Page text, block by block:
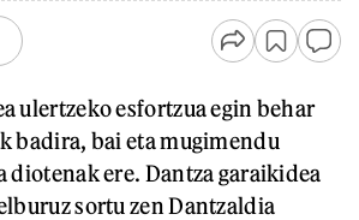
ulertzeko esfortzua egin behar
badira, bai eta mugimendu
diotenak ere. Dantza garaikidea
sortu zen Dantzaldia